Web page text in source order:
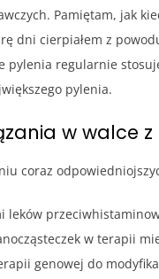
Pamiętam, jak
dni cierpiałem z
pylenia regularnie
pylenia.
w walce
coraz
leków
w terapii
genowej do